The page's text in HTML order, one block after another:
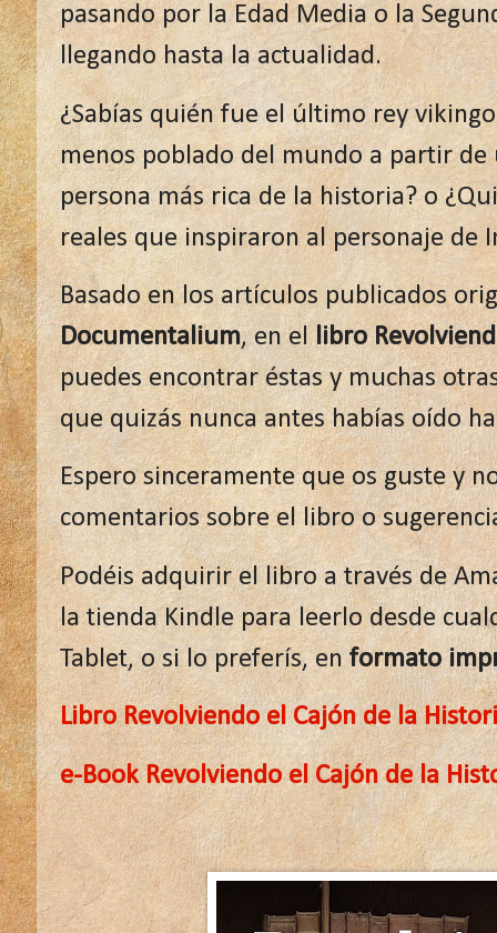
pasando por la Edad Media o la
llegando hasta la actualidad.
¿Sabías quién fue el último rey
menos poblado del mundo a partir
persona más rica de la historia? o
reales que inspiraron al personaje de
Basado en los artículos publicados
Documentalium, en ellibro
puedes encontrar éstas y muchas
que quizás nunca antes habías oído
Espero sinceramente que os guste y
comentarios sobre el libro o
Podéis adquirir el libro a través de
la tienda Kindle para leerlo desde
Tablet, o si lo preferís, enformato
Libro Revolviendo el Cajón de la
e-Book Revolviendo el Cajón de la